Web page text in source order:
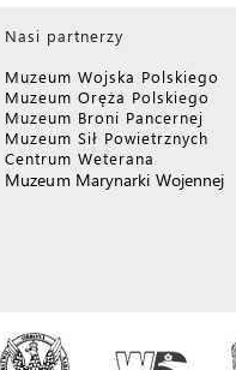
Nasi partnerzy
Muzeum Wojska Polskiego
Muzeum Oręża Polskiego
Muzeum Broni Pancernej
Muzeum Sił Powietrznych
Centrum Weterana
Muzeum Marynarki Wojennej